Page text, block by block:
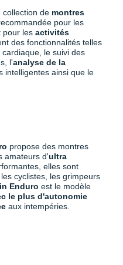
collection de montres
recommandée pour les
pour les activités
des fonctionnalités telles
le suivi des
l'analyse de la
intelligentes ainsi que le
propose des montres
amateurs d'ultra
elles sont
cyclistes, les grimpeurs
Enduro est le modèle
le plus d'autonomie
aux intempéries.